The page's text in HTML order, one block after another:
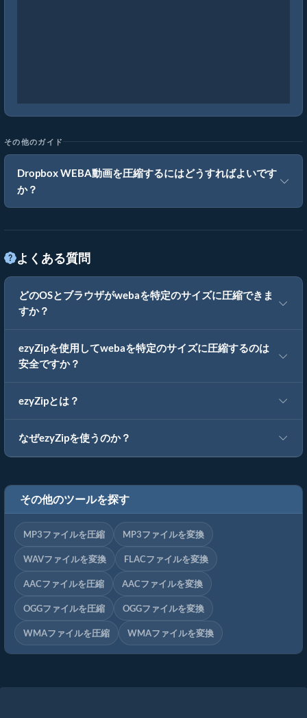
その他のガイド
Dropbox WEBA動画を圧縮するにはどうすればよいです
か？
よくある質問
どのOSとブラウザがwebaを特定のサイズに圧縮できま
すか？
ezyZipを使用してwebaを特定のサイズに圧縮するのは
安全ですか？
ezyZipとは？
なぜezyZipを使うのか？
その他のツールを探す
MP3ファイルを圧縮 MP3ファイルを変換
WAVファイルを変換 FLACファイルを変換
AACファイルを圧縮 AACファイルを変換
OGGファイルを圧縮 OGGファイルを変換
WMAファイルを圧縮 WMAファイルを変換